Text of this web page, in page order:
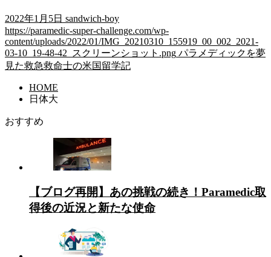
2022年1月5日 sandwich-boy
https://paramedic-super-challenge.com/wp-
content/uploads/2022/01/IMG_20210310_155919_00_002_2021-
03-10_19-48-42_スクリーンショット.png パラメディックを夢
見た救急救命士の米国留学記
HOME
日体大
おすすめ
【ブログ再開】あの挑戦の続き！Paramedic取
得後の近況と新たな使命